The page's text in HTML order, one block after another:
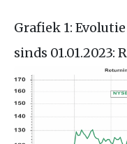
Grafiek 1:
sinds 01.01.2023: